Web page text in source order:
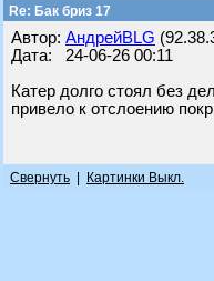
Re: Бак бриз 17
Автор: АндрейBLG
Дата: 24-06-26 00:11
Катер долго стоял без
привело к отслоению
Свернуть Картинки Выкл.